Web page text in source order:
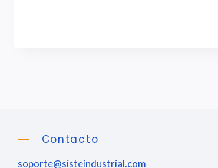
Contacto
soporte@sisteindustrial.com